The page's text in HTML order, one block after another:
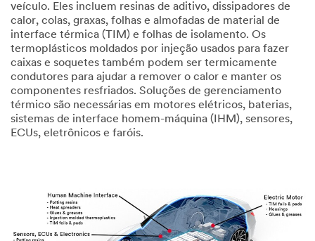
veículo. Eles incluem resinas de aditivo, dissipadores de
calor, colas, graxas, folhas e almofadas de material de
interface térmica (TIM) e folhas de isolamento. Os
termoplásticos moldados por injeção usados para fazer
caixas e soquetes também podem ser termicamente
condutores para ajudar a remover o calor e manter os
componentes resfriados. Soluções de gerenciamento
térmico são necessárias em motores elétricos, baterias,
sistemas de interface homem-máquina (IHM), sensores,
ECUs, eletrônicos e faróis.